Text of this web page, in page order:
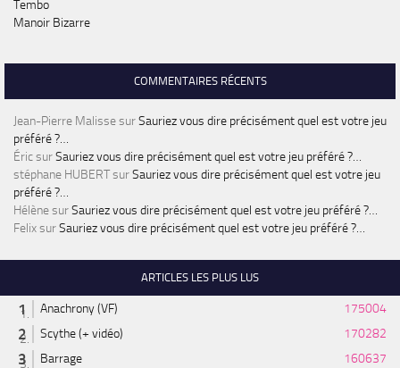
Tembo
Manoir Bizarre
COMMENTAIRES RÉCENTS
Jean-Pierre MalissesurSauriez vous dire précisément quel est votre jeu
préféré ?…
ÉricsurSauriez vous dire précisément quel est votre jeu préféré ?…
stéphane HUBERTsurSauriez vous dire précisément quel est votre jeu
préféré ?…
HélènesurSauriez vous dire précisément quel est votre jeu préféré ?…
FelixsurSauriez vous dire précisément quel est votre jeu préféré ?…
ARTICLES LES PLUS LUS
Anachrony (VF)
175004
Scythe (+ vidéo)
170282
Barrage
160637